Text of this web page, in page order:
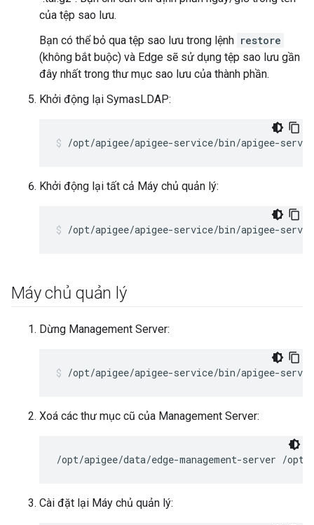
của tệp sao lưu.
Bạn có thể bỏ qua tệp sao lưu trong lệnh restore
(không bắt buộc) và Edge sẽ sử dụng tệp sao lưu gần
đây nhất trong thư mục sao lưu của thành phần.
Khởi động lại SymasLDAP:
/opt/apigee/apigee-service/bin/apigee-
Khởi động lại tất cả Máy chủ quản lý:
/opt/apigee/apigee-service/bin/apigee-
Máy chủ quản lý
Dừng Management Server:
/opt/apigee/apigee-service/bin/apigee-
Xoá các thư mục cũ của Management Server:
/opt/apigee/data/edge-management-server /opt/
Cài đặt lại Máy chủ quản lý: